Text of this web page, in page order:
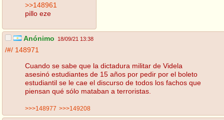
>>148961
pillo eze
Anónimo 18/09/21 13:38
/#/ 148971
Cuando se sabe que la dictadura militar de Videla
asesinó estudiantes de 15 años por pedir por el boleto
estudiantil se le cae el discurso de todos los fachos que
piensan qué sólo mataban a terroristas.
>>>148977 >>>149208